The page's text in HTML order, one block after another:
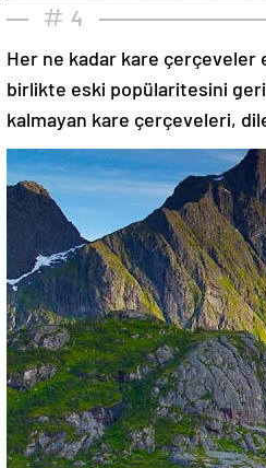
4
Her ne kadar kare çerçeveler
birlikte eski popülaritesini geri
kalmayan kare çerçeveleri,